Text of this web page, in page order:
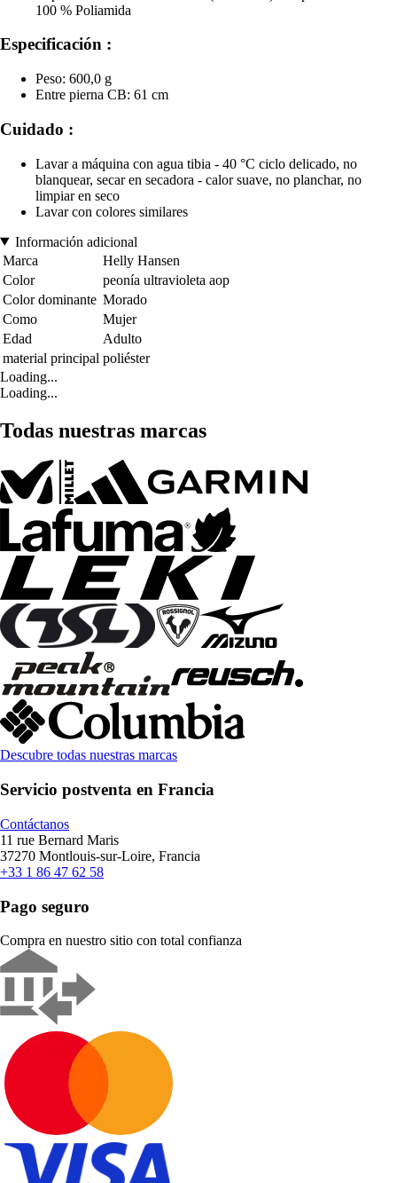
100 % Poliamida
Especificación :
Peso: 600,0 g
Entre pierna CB: 61 cm
Cuidado :
Lavar a máquina con agua tibia - 40 °C ciclo delicado, no
blanquear, secar en secadora - calor suave, no planchar, no
limpiar en seco
Lavar con colores similares
Información adicional
Marca
Helly Hansen
Color
peonía ultravioleta aop
Color dominante Morado
Como
Mujer
Edad
Adulto
material principal poliéster
Loading...
Loading...
Todas nuestras marcas
Descubre todas nuestras marcas
Servicio postventa en Francia
Contáctanos
11 rue Bernard Maris
37270 Montlouis-sur-Loire, Francia
+33 1 86 47 62 58
Pago seguro
Compra en nuestro sitio con total confianza